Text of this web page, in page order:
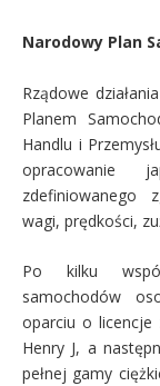
Narodowy Plan
Rządowe
Planem
Handlu i
opracowanie
zdefiniowanego
wagi, prędkości,
Po kilku
samochodów
oparciu o licencje
Henry J, a
pełnej gamy